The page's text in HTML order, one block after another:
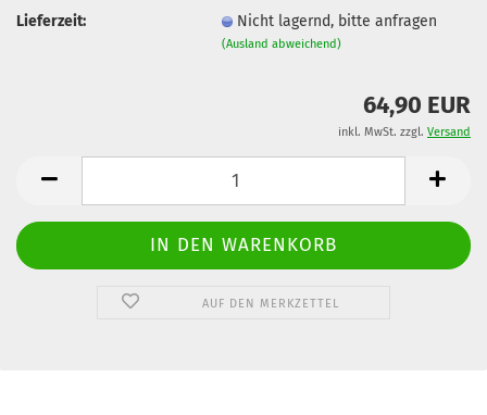
Lieferzeit:
Nicht lagernd, bitte anfragen
(Ausland abweichend)
64,90 EUR
inkl. MwSt. zzgl. Versand
AUF DEN MERKZETTEL